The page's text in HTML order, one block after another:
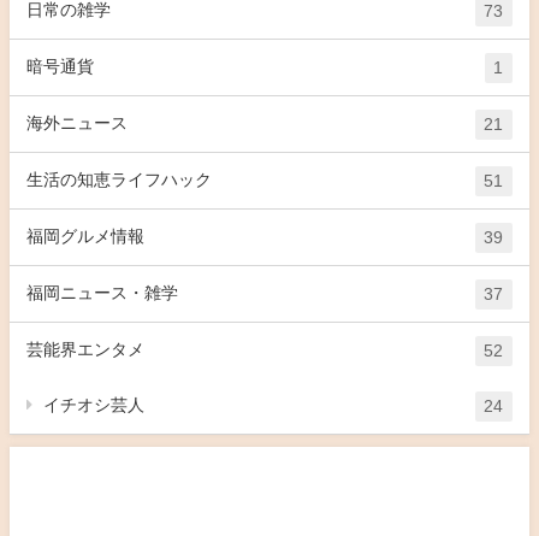
日常の雑学 73
暗号通貨 1
海外ニュース 21
生活の知恵ライフハック 51
福岡グルメ情報 39
福岡ニュース・雑学 37
芸能界エンタメ 52
イチオシ芸人 24